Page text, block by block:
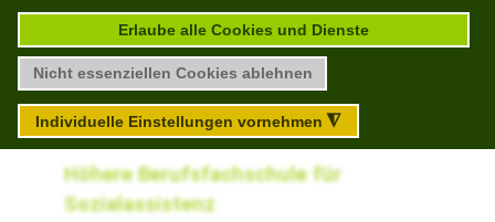
Individuelle Einstellungen vornehmen◮
Erlaube alle Cookies und Dienste
Nicht essenziellen Cookies ablehnen
anerkannten
Sozialassistent
Höhere Berufsfachschule für
Sozialassistenz